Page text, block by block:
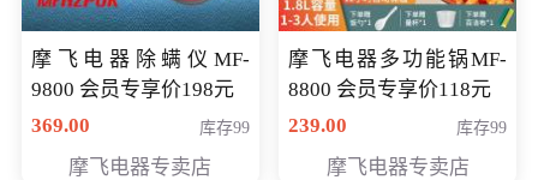
摩飞电器除螨仪MF-
9800 会员专享价198元
369.00
库存99
摩飞电器专卖店
摩飞电器多功能锅MF-
8800 会员专享价118元
239.00
库存99
摩飞电器专卖店